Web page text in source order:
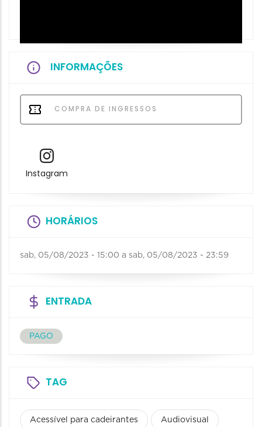
INFORMAÇÕES
COMPRA DE INGRESSOS
Instagram
HORÁRIOS
sab, 05/08/2023 - 15:00 a sab, 05/08/2023 - 23:59
ENTRADA
PAGO
TAG
Acessível para cadeirantes Audiovisual